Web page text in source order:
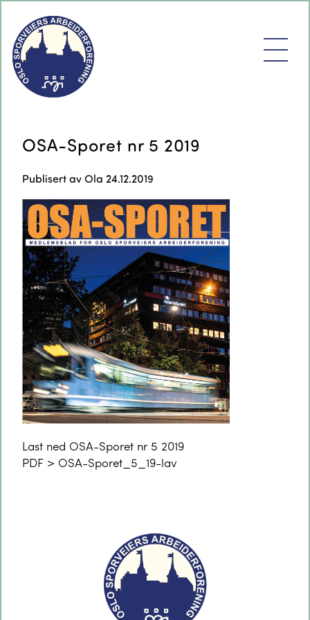
OSA-Sporet nr 5 2019
Publisert avOla 24.12.2019
Last ned OSA-Sporet nr 5 2019
PDF > OSA-Sporet_5_19-lav